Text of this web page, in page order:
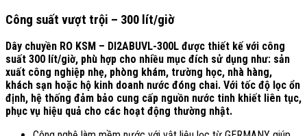
Công suất vượt trội – 300 lít/giờ
Dây chuyền RO KSM – DI2ABUVL-300L được thiết kế với công
suất 300 lít/giờ, phù hợp cho nhiều mục đích sử dụng như: sản
xuất công nghiệp nhẹ, phòng khám, trường học, nhà hàng,
khách sạn hoặc hộ kinh doanh nước đóng chai. Với tốc độ lọc ổn
định, hệ thống đảm bảo cung cấp nguồn nước tinh khiết liên tục,
phục vụ hiệu quả cho các hoạt động thường nhật.